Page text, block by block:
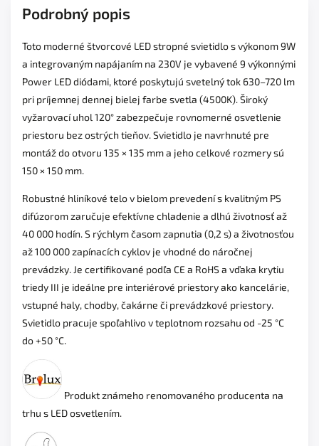
Podrobný popis
Toto moderné štvorcové LED stropné svietidlo s výkonom 9W
a integrovaným napájaním na 230V je vybavené 9 výkonnými
Power LED diódami, ktoré poskytujú svetelný tok 630–720 lm
pri príjemnej dennej bielej farbe svetla (4500K). Široký
vyžarovací uhol 120° zabezpečuje rovnomerné osvetlenie
priestoru bez ostrých tieňov. Svietidlo je navrhnuté pre
montáž do otvoru 135 × 135 mm a jeho celkové rozmery sú
150 × 150 mm.
Robustné hliníkové telo v bielom prevedení s kvalitným PS
difúzorom zaručuje efektívne chladenie a dlhú životnosť až
40 000 hodín. S rýchlym časom zapnutia (0,2 s) a životnosťou
až 100 000 zapínacích cyklov je vhodné do náročnej
prevádzky. Je certifikované podľa CE a RoHS a vďaka krytiu
triedy III je ideálne pre interiérové priestory ako kancelárie,
vstupné haly, chodby, čakárne či prevádzkové priestory.
Svietidlo pracuje spoľahlivo v teplotnom rozsahu od -25 °C
do +50 °C.
Produkt známeho renomovaného producenta na
trhu s LED osvetlením.